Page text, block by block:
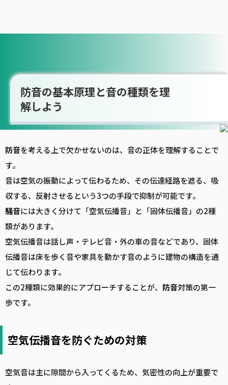
防音の基本原理と音の種類を理
解しよう
防音を考える上で欠かせないのは、音の正体を理解することで
す。
音は空気の振動によって伝わるため、その伝達経路を遮る、吸
収する、反射させるという3つの手段で抑制が可能です。
騒音には大きく分けて「空気伝播音」と「固体伝播音」の2種
類があります。
空気伝播音は話し声・テレビ音・外の車の音などであり、固体
伝播音は床を歩く音や家具を動かす音のように建物の構造を通
じて伝わります。
この2種類に効果的にアプローチすることが、 防音対策の第一
歩です。
空気伝播音を防ぐための対策
空気音は主に隙間から入ってくるため、気密性の向上が重要で